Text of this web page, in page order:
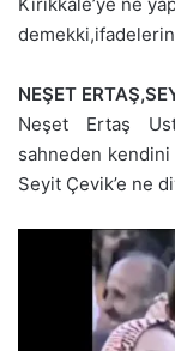
Kırıkkale’ye ne
NEŞET
Neşet Ertaş
sahneden kendini
Seyit Çevik’e ne